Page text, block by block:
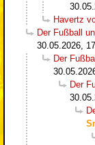
Havertz
Der Fußball
30.05.2026,
Der
Der